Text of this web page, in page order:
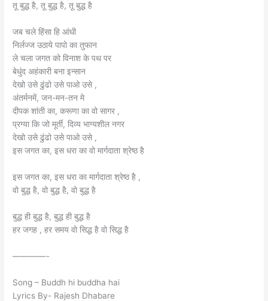
तू बुद्ध है, तू बुद्ध है, तू बुद्ध है
जब चले हिंसा हि आंधी
निर्लज्ज उठाये पापो का तुफान
ले चला जगत को विनाश के पथ पर
बेधुंद अहंकारी बना इन्सान
देखो उसे ढुंढो उसे पाओ उसे ,
अंतर्मनमें, जन-मन-तन मे
दीपक शांती का, करूणा का वो सागर ,
प्रग्या कि जो मूर्ती, दिव्य भाग्यशील नगर
देखो उसे ढुंढो उसे पाओ उसे ,
इस जगत का, इस धरा का वो मार्गदाता श्रेष्ठ है
इस जगत का, इस धरा का मार्गदाता श्रेष्ठ है ,
वो बुद्ध है, वो बुद्ध है, वो बुद्ध है
बुद्ध ही बुद्ध है, बुद्ध ही बुद्ध है
हर जगह , हर समय वो सिद्ध है वो सिद्ध है
————-
Song – Buddh hi buddha hai
Lyrics By- Rajesh Dhabare